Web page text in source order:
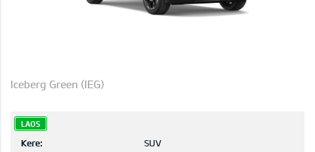
Iceberg Green (IEG)
LAOS
Kere:
SUV